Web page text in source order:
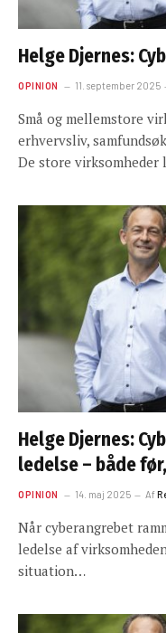
Helge Djernes:
OPINION 11. september 2025
Små og mellemstore
erhvervsliv,
De store
Helge Djernes:
ledelse – både
OPINION 14. maj 2025 Af
Når cyberangrebet
ledelse af
situation…